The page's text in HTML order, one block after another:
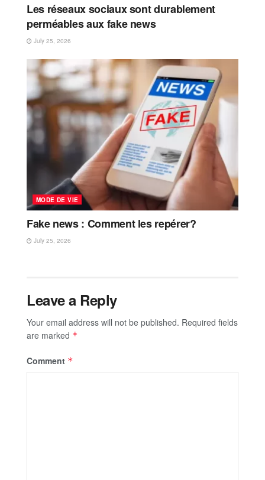
Les réseaux sociaux sont durablement
perméables aux fake news
July 25, 2026
MODE DE VIE
Fake news : Comment les repérer?
July 25, 2026
Leave a Reply
Your email address will not be published. Required fields
are marked *
Comment *